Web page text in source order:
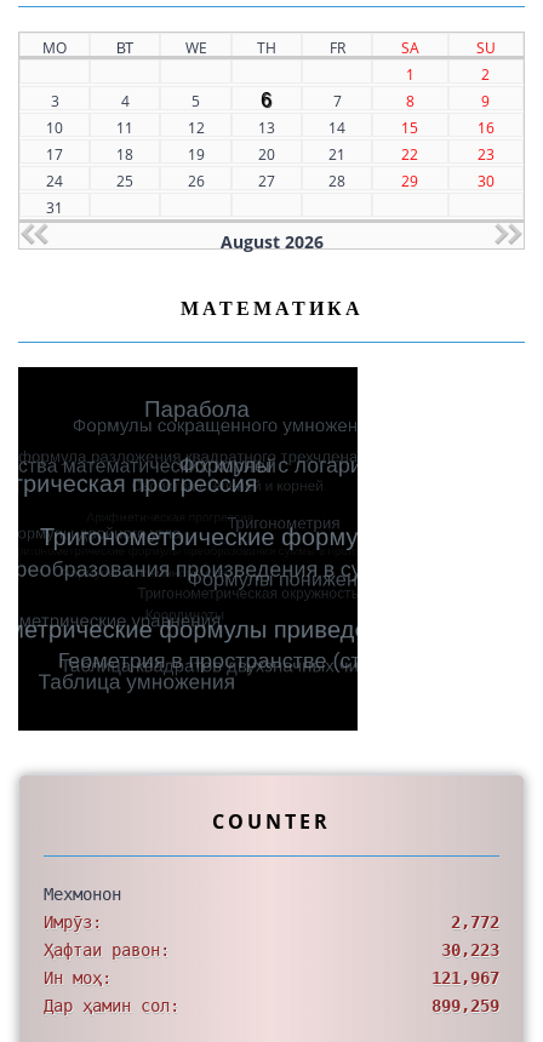
MO ВТ WE TH FR SA
SU
1
2
3
4 5 6 7 8
9
10
11 12 13 14 15
16
17
18 19 20 21 22
23
24
25 26 27 28 29
30
31
August 2026
МАТЕМАТИКА
COUNTER
Мехмонон
Имрӯз:
2,772
Ҳафтаи равон:
30,223
Ин моҳ:
121,967
Дар ҳамин сол:
899,259